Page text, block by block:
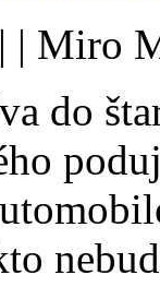
| Miro
do